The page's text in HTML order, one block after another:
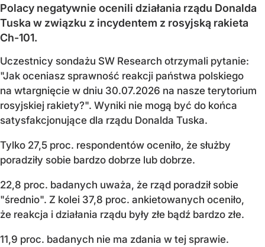
Polacy negatywnie ocenili działania rządu Donalda
Tuska w związku z incydentem z rosyjską rakieta
Ch-101.
Uczestnicy sondażu SW Research otrzymali pytanie:
"Jak oceniasz sprawność reakcji państwa polskiego
na wtargnięcie w dniu 30.07.2026 na nasze terytorium
rosyjskiej rakiety?". Wyniki nie mogą być do końca
satysfakcjonujące dla rządu Donalda Tuska.
Tylko 27,5 proc. respondentów oceniło, że służby
poradziły sobie bardzo dobrze lub dobrze.
22,8 proc. badanych uważa, że rząd poradził sobie
"średnio". Z kolei 37,8 proc. ankietowanych oceniło,
że reakcja i działania rządu były złe bądź bardzo złe.
11,9 proc. badanych nie ma zdania w tej sprawie.